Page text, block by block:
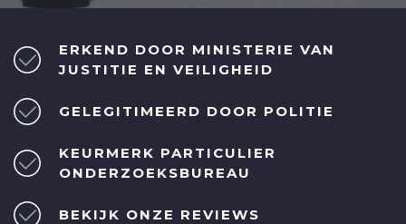
ERKEND DOOR MINISTERIE VAN
JUSTITIE EN VEILIGHEID
GELEGITIMEERD DOOR POLITIE
KEURMERK PARTICULIER
ONDERZOEKSBUREAU
BEKIJK ONZE REVIEWS